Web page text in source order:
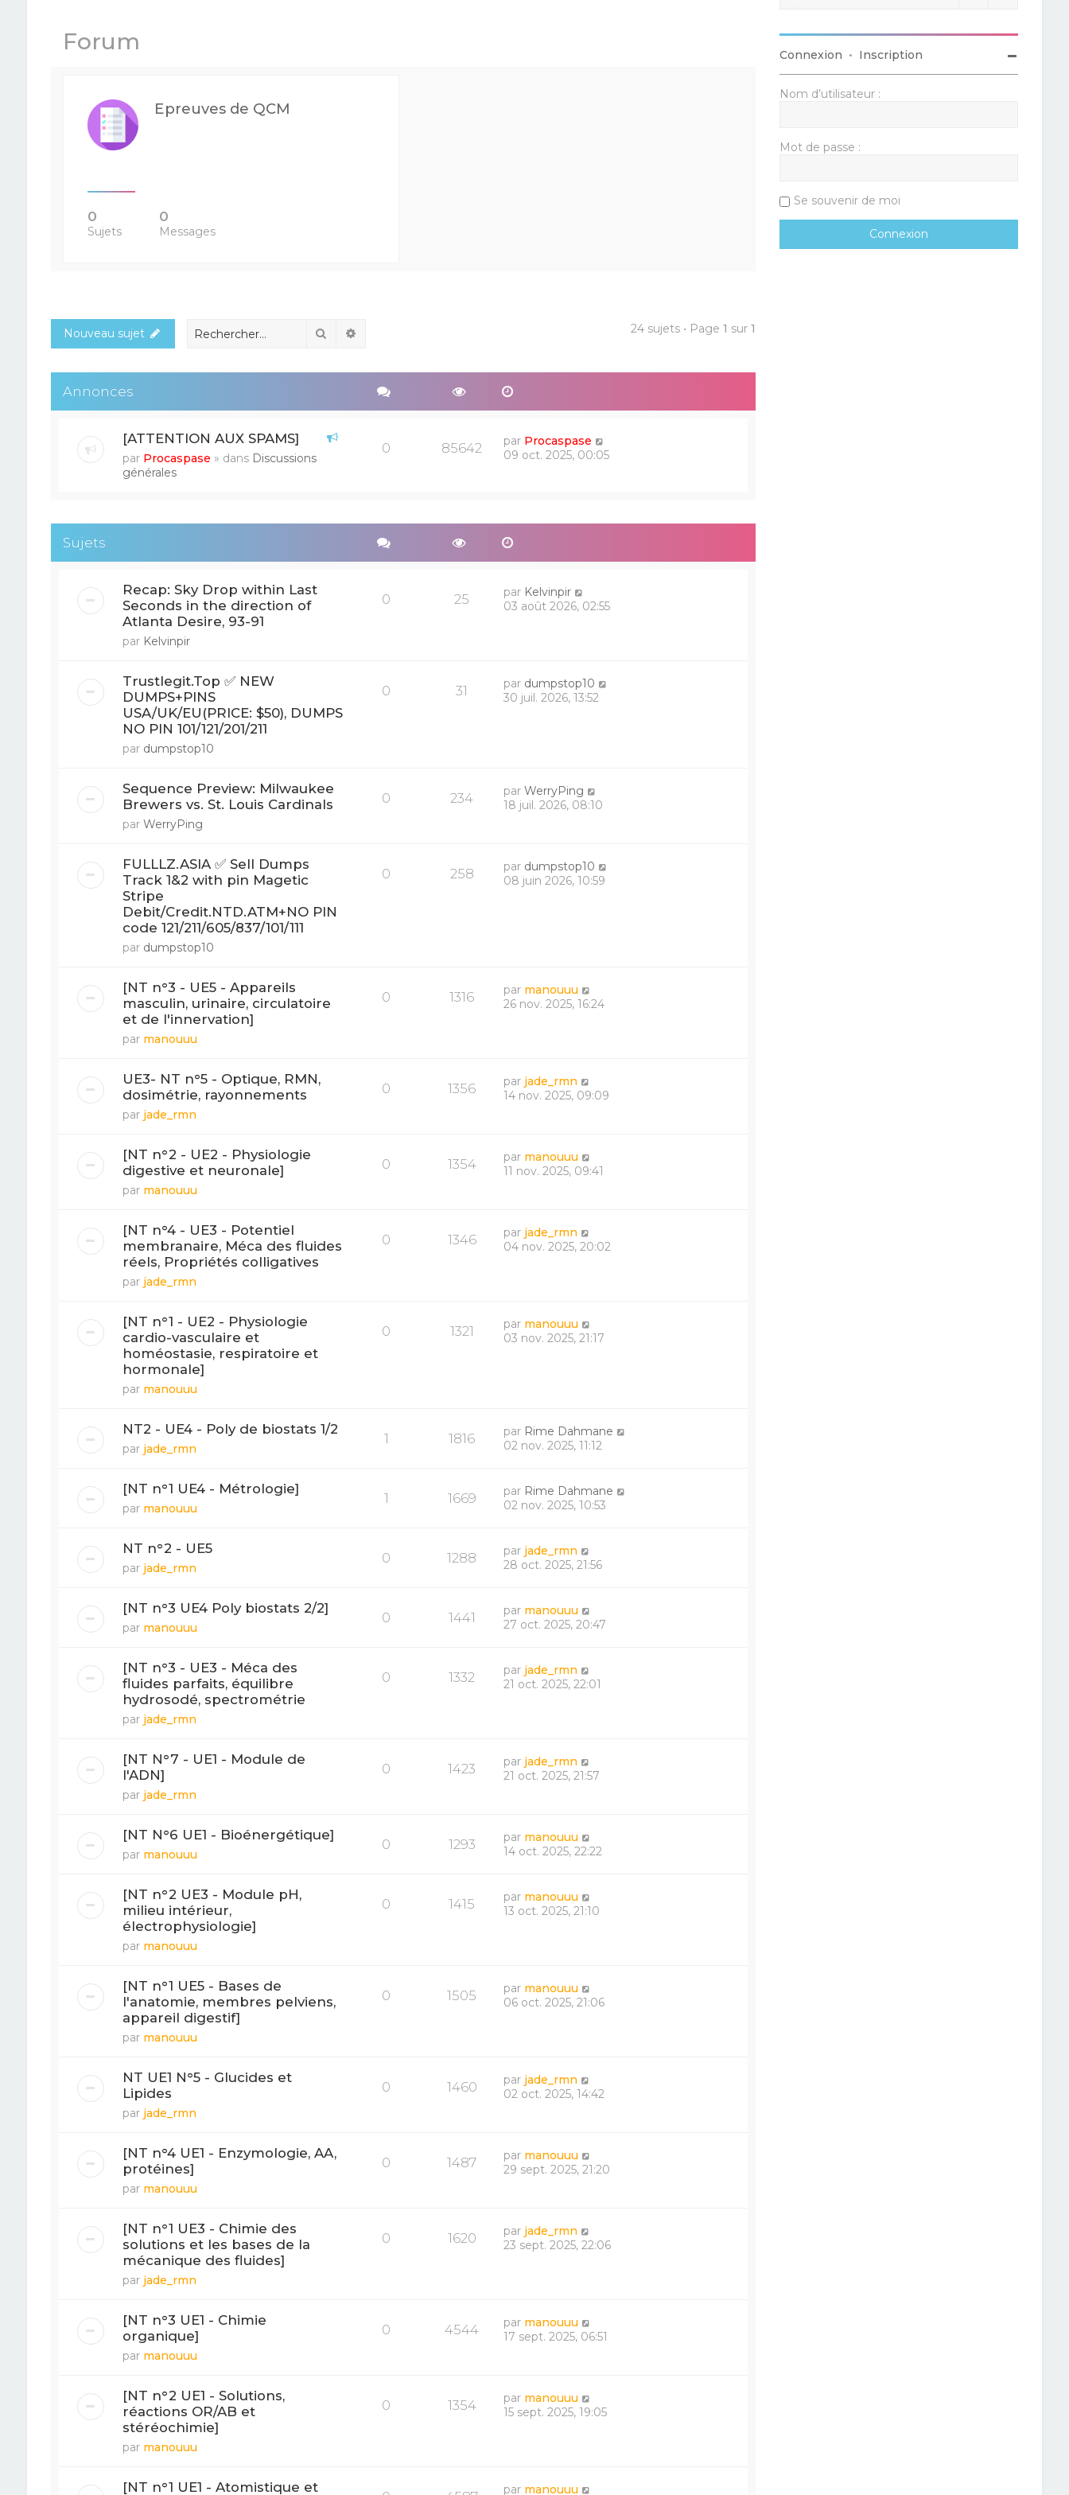
Forum
Epreuves de QCM
0
Sujets
0
Messages
Nouveau sujet Rechercher 24 sujets • Page1 sur1
Annonces
[ATTENTION AUX SPAMS]
par Procaspase » dans Discussions
générales
0 85642 par Procaspase
09 oct. 2025, 00:05
Sujets
Recap: Sky Drop within Last
Seconds in the direction of
Atlanta Desire, 93-91
par Kelvinpir
0 25 par Kelvinpir
03 août 2026, 02:55
Trustlegit.Top ✅ NEW
DUMPS+PINS
USA/UK/EU(PRICE: $50), DUMPS
NO PIN 101/121/201/211
par dumpstop10
0 31 par dumpstop10
30 juil. 2026, 13:52
Sequence Preview: Milwaukee
Brewers vs. St. Louis Cardinals
par WerryPing
0 234 parWerryPing
18 juil. 2026, 08:10
FULLLZ.ASIA ✅ Sell Dumps
Track 1&2 with pin Magetic
Stripe
Debit/Credit.NTD.ATM+NO PIN
code 121/211/605/837/101/111
par dumpstop10
0 258 par dumpstop10
08 juin 2026, 10:59
[NT n°3 - UE5 - Appareils
masculin, urinaire, circulatoire
et de l'innervation]
par manouuu
0 1316 par manouuu
26 nov. 2025, 16:24
UE3- NT n°5 - Optique, RMN,
dosimétrie, rayonnements
par jade_rmn
0 1356 par jade_rmn
14 nov. 2025, 09:09
[NT n°2 - UE2 - Physiologie
digestive et neuronale]
par manouuu
0 1354 par manouuu
11 nov. 2025, 09:41
[NT n°4 - UE3 - Potentiel
membranaire, Méca des fluides
réels, Propriétés colligatives
par jade_rmn
0 1346 par jade_rmn
04 nov. 2025, 20:02
[NT n°1 - UE2 - Physiologie
cardio-vasculaire et
homéostasie, respiratoire et
hormonale]
par manouuu
0 1321 par manouuu
03 nov. 2025, 21:17
NT2 - UE4 - Poly de biostats 1/2
par jade_rmn
1 1816 par Rime Dahmane
02 nov. 2025, 11:12
[NT n°1 UE4 - Métrologie]
par manouuu
1 1669 par Rime Dahmane
02 nov. 2025, 10:53
NT n°2 - UE5
par jade_rmn
0 1288 par jade_rmn
28 oct. 2025, 21:56
[NT n°3 UE4 Poly biostats 2/2]
par manouuu
0 1441 par manouuu
27 oct. 2025, 20:47
[NT n°3 - UE3 - Méca des
fluides parfaits, équilibre
hydrosodé, spectrométrie
par jade_rmn
0 1332 par jade_rmn
21 oct. 2025, 22:01
[NT N°7 - UE1 - Module de
l'ADN]
par jade_rmn
0 1423 par jade_rmn
21 oct. 2025, 21:57
[NT N°6 UE1 - Bioénergétique]
par manouuu
0 1293 par manouuu
14 oct. 2025, 22:22
[NT n°2 UE3 - Module pH,
milieu intérieur,
électrophysiologie]
par manouuu
0 1415 par manouuu
13 oct. 2025, 21:10
[NT n°1 UE5 - Bases de
l'anatomie, membres pelviens,
appareil digestif]
par manouuu
0 1505 par manouuu
06 oct. 2025, 21:06
NT UE1 N°5 - Glucides et
Lipides
par jade_rmn
0 1460 par jade_rmn
02 oct. 2025, 14:42
[NT n°4 UE1 - Enzymologie, AA,
protéines]
par manouuu
0 1487 par manouuu
29 sept. 2025, 21:20
[NT n°1 UE3 - Chimie des
solutions et les bases de la
mécanique des fluides]
par jade_rmn
0 1620 par jade_rmn
23 sept. 2025, 22:06
[NT n°3 UE1 - Chimie
organique]
par manouuu
0 4544 par manouuu
17 sept. 2025, 06:51
[NT n°2 UE1 - Solutions,
réactions OR/AB et
stéréochimie]
par manouuu
0 1354 par manouuu
15 sept. 2025, 19:05
[NT n°1 UE1 - Atomistique et par manouuu
Connexion • Inscription
Nom d’utilisateur :
Mot de passe :
Se souvenir de moi